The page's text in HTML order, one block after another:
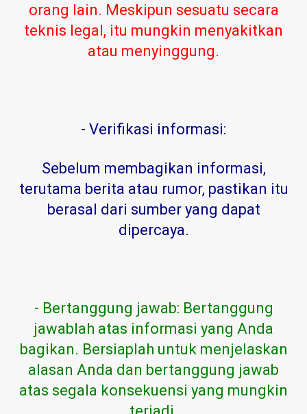
orang lain. Meskipun sesuatu secara
teknis legal, itu mungkin menyakitkan
atau menyinggung.
- Verifikasi informasi:
Sebelum membagikan informasi,
terutama berita atau rumor, pastikan itu
berasal dari sumber yang dapat
dipercaya.
- Bertanggung jawab: Bertanggung
jawablah atas informasi yang Anda
bagikan. Bersiaplah untuk menjelaskan
alasan Anda dan bertanggung jawab
atas segala konsekuensi yang mungkin